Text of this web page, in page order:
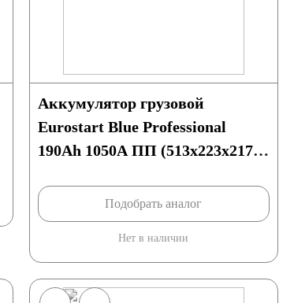
Аккумулятор грузовой
Eurostart Blue Professional
190Ah 1050A ПП (513x223x217)
Подобрать аналог
Нет в наличии